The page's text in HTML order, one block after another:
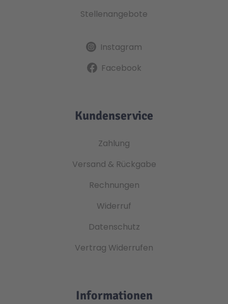
Stellenangebote
Instagram
Facebook
Kundenservice
Zahlung
Versand & Rückgabe
Rechnungen
Widerruf
Datenschutz
Vertrag Widerrufen
Informationen